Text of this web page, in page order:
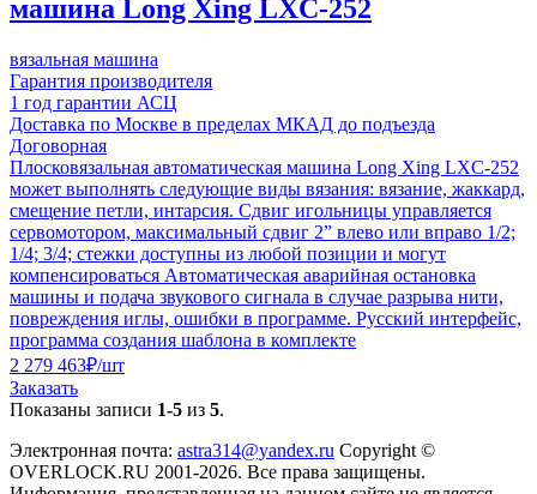
машина Long Xing LXC-252
вязальная машина
Гарантия производителя
1 год гарантии АСЦ
Доставка по Москве в пределах МКАД до подъезда
Договорная
Плосковязальная автоматическая машина Long Xing LXC-252
может выполнять следующие виды вязания: вязание, жаккард,
смещение петли, интарсия. Сдвиг игольницы управляется
сервомотором, максимальный сдвиг 2” влево или вправо 1/2;
1/4; 3/4; стежки доступны из любой позиции и могут
компенсироваться Автоматическая аварийная остановка
машины и подача звукового сигнала в случае разрыва нити,
повреждения иглы, ошибки в программе. Русский интерфейс,
программа создания шаблона в комплекте
2 279 463₽/шт
Заказать
Показаны записи 1-5 из 5.
Электронная почта: astra314@yandex.ru Copyright ©
OVERLOCK.RU 2001-2026. Все права защищены.